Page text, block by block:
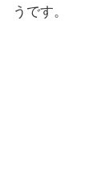
うです。